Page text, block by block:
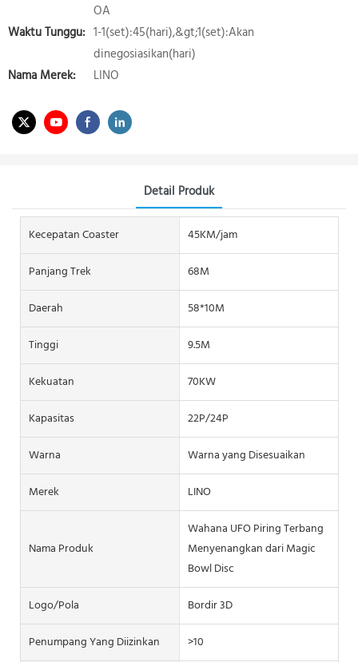
OA
Waktu Tunggu: 1-1(set):45(hari),&gt;1(set):Akan
dinegosiasikan(hari)
Nama Merek:
LINO
Detail Produk
Kecepatan Coaster
45KM/jam
Panjang Trek
68M
Daerah
58*10M
Tinggi
9.5M
Kekuatan
70KW
Kapasitas
22P/24P
Warna
Warna yang Disesuaikan
Merek
LINO
Nama Produk
Wahana UFO Piring Terbang
Menyenangkan dari Magic
Bowl Disc
Logo/pola
Bordir 3D
Penumpang Yang Diizinkan
>10